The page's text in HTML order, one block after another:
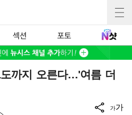
섹션 포토
까지 오른다…'여름 더
가가